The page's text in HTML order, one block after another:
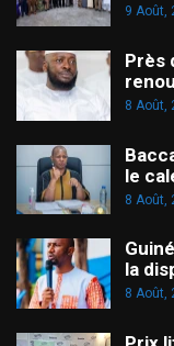
9 Août,
Près
8 Août,
le
8 Août,
la
8 Août,